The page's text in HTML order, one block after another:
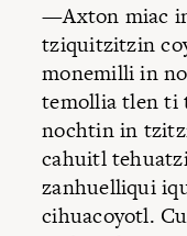
—Axton miac
tziquitzitzin
monemilli in
temollia tlen ti
nochtin in
cahuitl
zanhuelliqui
cihuacoyotl.